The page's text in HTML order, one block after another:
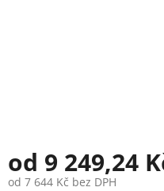
od 9 249,24
od 7 644 Kč bez DPH